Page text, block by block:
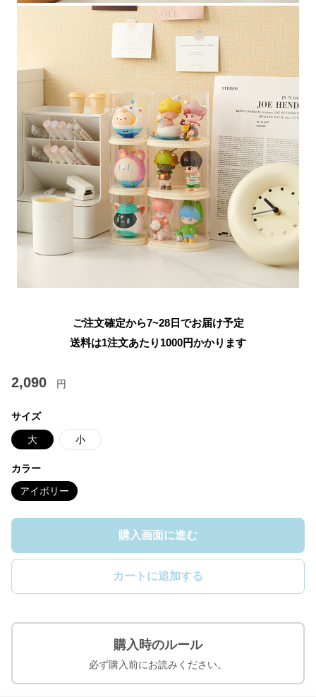
ご注文確定から7~28日でお届け予定
送料は1注文あたり 1000円かかります
2,090 円
サイズ
大 小
カラー
アイボリー
購入画面に進む
カートに追加する
購入時のルール
必ず購入前にお読みください。